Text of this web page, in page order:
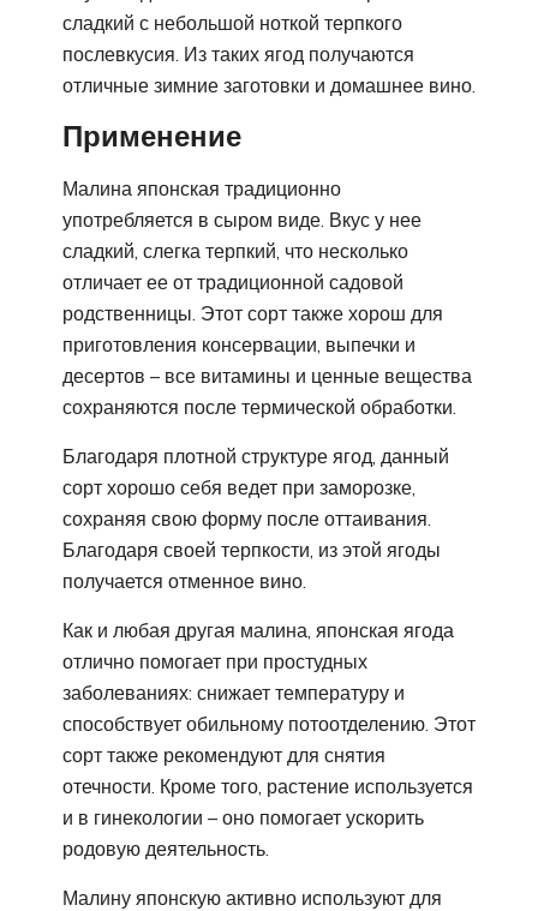
сладкий с небольшой ноткой терпкого
послевкусия. Из таких ягод получаются
отличные зимние заготовки и домашнее вино.
Применение
Малина японская традиционно
употребляется в сыром виде. Вкус у нее
сладкий, слегка терпкий, что несколько
отличает ее от традиционной садовой
родственницы. Этот сорт также хорош для
приготовления консервации, выпечки и
десертов – все витамины и ценные вещества
сохраняются после термической обработки.
Благодаря плотной структуре ягод, данный
сорт хорошо себя ведет при заморозке,
сохраняя свою форму после оттаивания.
Благодаря своей терпкости, из этой ягоды
получается отменное вино.
Как и любая другая малина, японская ягода
отлично помогает при простудных
заболеваниях: снижает температуру и
способствует обильному потоотделению. Этот
сорт также рекомендуют для снятия
отечности. Кроме того, растение используется
и в гинекологии – оно помогает ускорить
родовую деятельность.
Малину японскую активно используют для